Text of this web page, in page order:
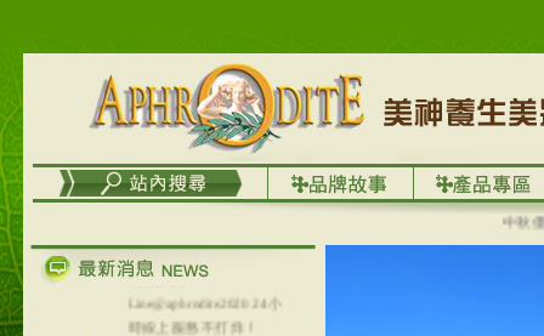
中秋優選
在外租屋者、居住處無管
理員、不方便在工作地點
取件者，歡迎多多使用
【郵局i郵箱】的服務喔～
【i郵箱】設立的地點，請
成功加入
Line@aphrodite2020 24小
時線上服務不打烊！
本站支援台灣Pay